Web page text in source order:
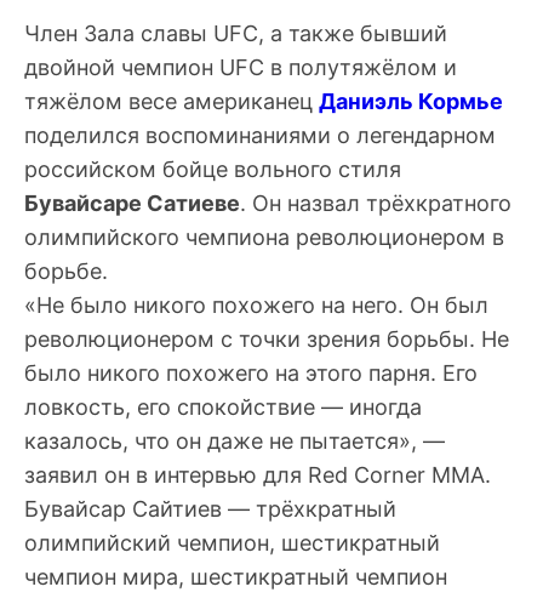
Член Зала славы UFC, а также бывший
двойной чемпион UFC в полутяжёлом и
тяжёлом весе американец Даниэль Кормье
поделился воспоминаниями о легендарном
российском бойце вольного стиля
Бувайсаре Сатиеве. Он назвал трёхкратного
олимпийского чемпиона революционером в
борьбе.
«Не было никого похожего на него. Он был
революционером с точки зрения борьбы. Не
было никого похожего на этого парня. Его
ловкость, его спокойствие — иногда
казалось, что он даже не пытается», —
заявил он в интервью для Red Corner MMA.
Бувайсар Сайтиев — трёхкратный
олимпийский чемпион, шестикратный
чемпион мира, шестикратный чемпион